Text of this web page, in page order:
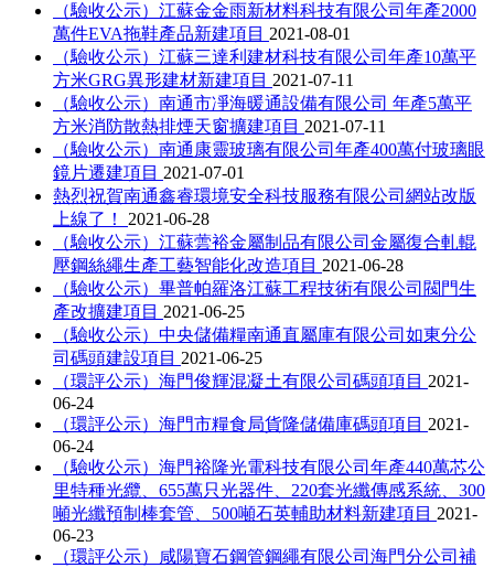
（驗收公示）江蘇金金雨新材料科技有限公司年產2000
萬件EVA拖鞋產品新建項目 2021-08-01
（驗收公示）江蘇三達利建材科技有限公司年產10萬平
方米GRG異形建材新建項目 2021-07-11
（驗收公示）南通市凈海暖通設備有限公司 年產5萬平
方米消防散熱排煙天窗擴建項目 2021-07-11
（驗收公示）南通康靈玻璃有限公司年產400萬付玻璃眼
鏡片遷建項目 2021-07-01
熱烈祝賀南通鑫睿環境安全科技服務有限公司網站改版
上線了！ 2021-06-28
（驗收公示）江蘇蕓裕金屬制品有限公司金屬復合軋輥
壓鋼絲繩生產工藝智能化改造項目 2021-06-28
（驗收公示）畢普帕羅洛江蘇工程技術有限公司閥門生
產改擴建項目 2021-06-25
（驗收公示）中央儲備糧南通直屬庫有限公司如東分公
司碼頭建設項目 2021-06-25
（環評公示）海門俊輝混凝土有限公司碼頭項目 2021-
06-24
（環評公示）海門市糧食局貨隆儲備庫碼頭項目 2021-
06-24
（驗收公示）海門裕隆光電科技有限公司年產440萬芯公
里特種光纜、655萬只光器件、220套光纖傳感系統、300
噸光纖預制棒套管、500噸石英輔助材料新建項目 2021-
06-23
（環評公示）咸陽寶石鋼管鋼繩有限公司海門分公司補